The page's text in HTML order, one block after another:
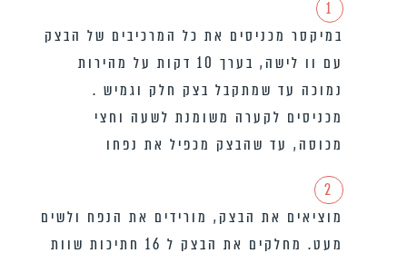
1
במיקסר מכניסים את כל המרכיבים של הבצק
עם וו לישה, בערך 10 דקות על מהירות
נמוכה עד שמתקבל בצק חלק וגמיש .
מכניסים לקערה משומנת לשעה וחצי
מכוסה, עד שהבצק מכפיל את נפחו
2
מוציאים את הבצק, מורידים את הנפח ולשים
מעט. מחלקים את הבצק ל 16 חתיכות שוות